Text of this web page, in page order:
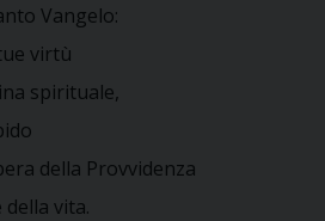
Vangelo:
virtù
spirituale,
della Provvidenza
vita.